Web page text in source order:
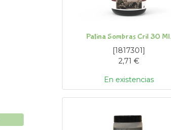
Patina Sombras Cril 30 Ml.
[1817301]
2,71 €
En existencias